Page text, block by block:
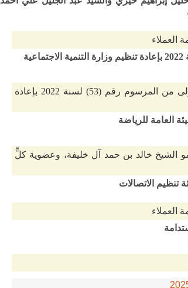
يضاف بند جديد برقم (4) إلى الفقرة (ثانيًا) من المادة الأولى من المرسوم رقم (53) لسنة 2022 بإعادة
الشيخ خالد بن حمد آل خليفة، وعضوية كلٍّ